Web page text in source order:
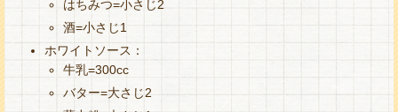
はちみつ=小さじ2
酒=小さじ1
ホワイトソース：
牛乳=300cc
バター=大さじ2